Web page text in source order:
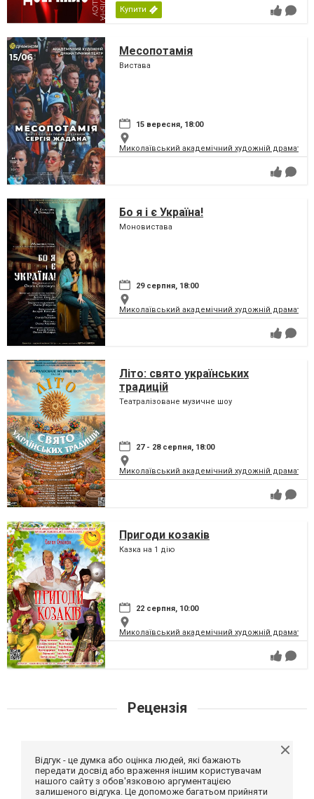
Купити
Месопотамія
Вистава
15 вересня, 18:00
Миколаївський академічний художній
Бо я і є Україна!
Моновистава
29 серпня, 18:00
Миколаївський академічний художній
Літо: свято українських
традицій
Театралізоване музичне шоу
27 - 28 серпня, 18:00
Миколаївський академічний художній
Пригоди козаків
Казка на 1 дію
22 серпня, 10:00
Миколаївський академічний художній
Рецензія
Відгук - це думка або оцінка людей, які бажають
передати досвід або враження іншим користувачам
нашого сайту з обов'язковою аргументацією
залишеного відгука. Це допоможе багатьом прийняти